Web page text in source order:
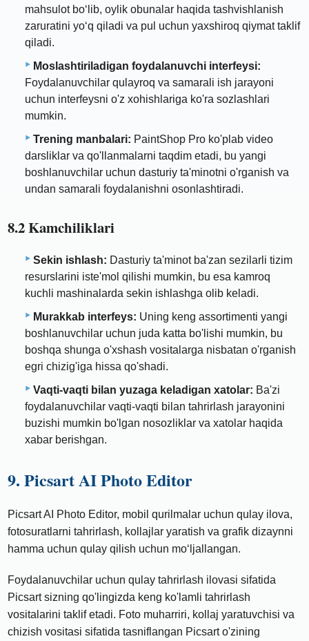
mahsulot bo‘lib, oylik obunalar haqida tashvishlanish
zaruratini yo‘q qiladi va pul uchun yaxshiroq qiymat taklif
qiladi.
Moslashtiriladigan foydalanuvchi interfeysi:
Foydalanuvchilar qulayroq va samarali ish jarayoni
uchun interfeysni o'z xohishlariga ko'ra sozlashlari
mumkin.
Trening manbalari: PaintShop Pro ko'plab video
darsliklar va qo'llanmalarni taqdim etadi, bu yangi
boshlanuvchilar uchun dasturiy ta'minotni o'rganish va
undan samarali foydalanishni osonlashtiradi.
8.2 Kamchiliklari
Sekin ishlash: Dasturiy ta'minot ba'zan sezilarli tizim
resurslarini iste'mol qilishi mumkin, bu esa kamroq
kuchli mashinalarda sekin ishlashga olib keladi.
Murakkab interfeys: Uning keng assortimenti yangi
boshlanuvchilar uchun juda katta bo'lishi mumkin, bu
boshqa shunga o'xshash vositalarga nisbatan o'rganish
egri chizig'iga hissa qo'shadi.
Vaqti-vaqti bilan yuzaga keladigan xatolar: Ba'zi
foydalanuvchilar vaqti-vaqti bilan tahrirlash jarayonini
buzishi mumkin bo'lgan nosozliklar va xatolar haqida
xabar berishgan.
9. Picsart AI Photo Editor
Picsart AI Photo Editor, mobil qurilmalar uchun qulay ilova,
fotosuratlarni tahrirlash, kollajlar yaratish va grafik dizaynni
hamma uchun qulay qilish uchun mo‘ljallangan.
Foydalanuvchilar uchun qulay tahrirlash ilovasi sifatida
Picsart sizning qo'lingizda keng ko'lamli tahrirlash
vositalarini taklif etadi. Foto muharriri, kollaj yaratuvchisi va
chizish vositasi sifatida tasniflangan Picsart o'zining